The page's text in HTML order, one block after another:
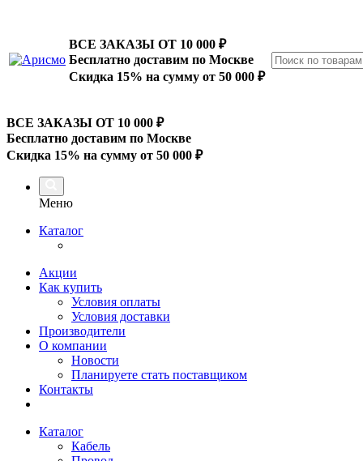
ВСЕ ЗАКАЗЫ ОТ 10 000 ₽
Бесплатно доставим по Москве
Скидка 15% на сумму от 50 000 ₽
ВСЕ ЗАКАЗЫ ОТ 10 000 ₽
Бесплатно доставим по Москве
Скидка 15% на сумму от 50 000 ₽
Меню
Каталог
Акции
Как купить
Условия оплаты
Условия доставки
Производители
О компании
Новости
Планируете стать поставщиком
Контакты
Каталог
Кабель